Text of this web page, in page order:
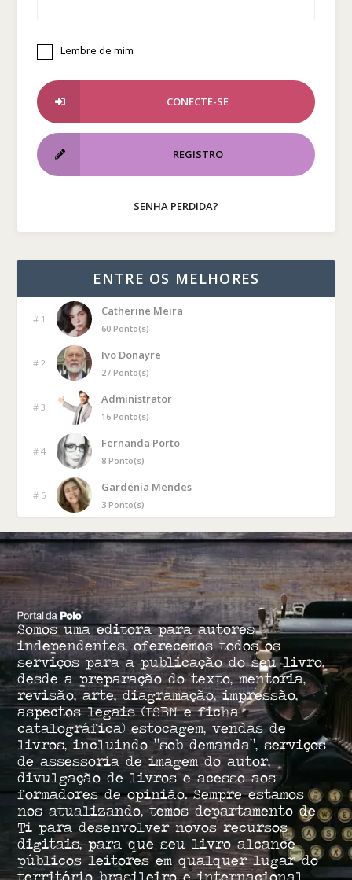
Lembre de mim
CONECTE-SE
REGISTRO
SENHA PERDIDA?
ENTRE OS MELHORES
# 1
Catherine Meira
60 Ponto(s)
# 2
Ivo Donayre
27 Ponto(s)
# 3
Administrator
16 Ponto(s)
# 4
Fernanda Porto
8 Ponto(s)
# 5
Gardenia Mendes
3 Ponto(s)
Somos uma editora para autores
independentes, oferecemos todos os
serviços para a publicação do seu livro,
desde a preparação do texto, mentoria,
revisão, arte, diagramação, impressão,
aspectos legais (ISBN e ficha
catalográfica) estocagem, vendas de
livros, incluindo “sob demanda”, serviços
de assessoria de imagem do autor,
divulgação de livros e acesso aos
formadores de opinião. Sempre estamos
nos atualizando, temos departamento de
Ti para desenvolver novos recursos
digitais, para que seu livro alcance
públicos leitores em qualquer lugar do